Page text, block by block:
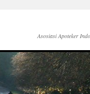
Asosiasi Apoteker